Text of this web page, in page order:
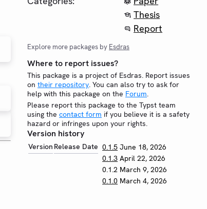
Thesis
Report
Explore more packages by Esdras
Where to report issues?
This package is a project of Esdras. Report issues
on their repository. You can also try to ask for
help with this package on the Forum.
Please report this package to the Typst team
using the contact form if you believe it is a safety
hazard or infringes upon your rights.
Version history
Version Release Date 0.1.5 June 18, 2026
0.1.3 April 22, 2026
0.1.2 March 9, 2026
0.1.0 March 4, 2026